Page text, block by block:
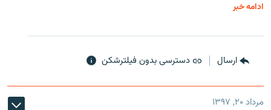
ادامه خبر
ارسال دسترسی بدون فیلترشکن
مرداد ۲۰, ۱۳۹۷